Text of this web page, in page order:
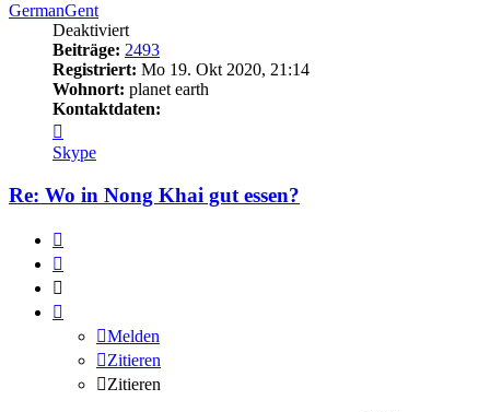
GermanGent
Deaktiviert
Beiträge: 2493
Registriert: Mo 19. Okt 2020, 21:14
Wohnort: planet earth
Kontaktdaten:
von
GermanGent
Skype
Re: Wo in Nong Khai gut essen?
Melden
Zitieren
Zitieren